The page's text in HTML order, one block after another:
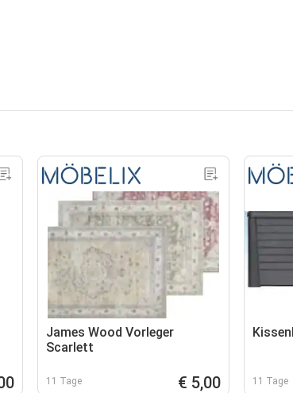
James Wood Vorleger
Scarlett
11 Tage € 5,00 11 Tage